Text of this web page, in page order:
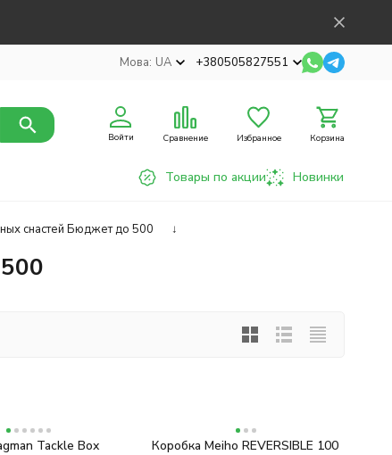
Мова: UA +380505827551
Войти Сравнение Избранное Корзина
Товары по акции Новинки
снастей Бюджет до 500 ↓
Tackle Box
Коробка Meiho REVERSIBLE 100